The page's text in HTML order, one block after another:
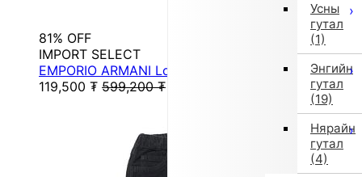
Усны
гутал
(1)
Энгийн
гутал
(19)
Нярайн
гутал
(4)
81% OFF
IMPORT SELECT
EMPORIO ARMANI Long Pants (Black)
119,500 ₮ 599,200 ₮